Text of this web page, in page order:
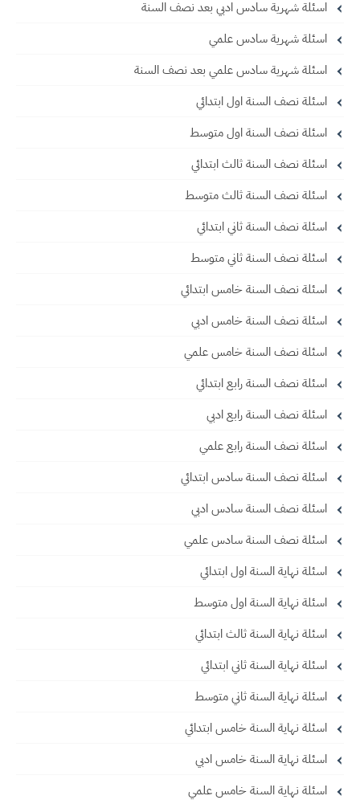
اسئلة شهرية سادس ادبي بعد نصف السنة
اسئلة شهرية سادس علمي
اسئلة شهرية سادس علمي بعد نصف السنة
اسئلة نصف السنة اول ابتدائي
اسئلة نصف السنة اول متوسط
اسئلة نصف السنة ثالث ابتدائي
اسئلة نصف السنة ثالث متوسط
اسئلة نصف السنة ثاني ابتدائي
اسئلة نصف السنة ثاني متوسط
اسئلة نصف السنة خامس ابتدائي
اسئلة نصف السنة خامس ادبي
اسئلة نصف السنة خامس علمي
اسئلة نصف السنة رابع ابتدائي
اسئلة نصف السنة رابع ادبي
اسئلة نصف السنة رابع علمي
اسئلة نصف السنة سادس ابتدائي
اسئلة نصف السنة سادس ادبي
اسئلة نصف السنة سادس علمي
اسئلة نهاية السنة اول ابتدائي
اسئلة نهاية السنة اول متوسط
اسئلة نهاية السنة ثالث ابتدائي
اسئلة نهاية السنة ثاني ابتدائي
اسئلة نهاية السنة ثاني متوسط
اسئلة نهاية السنة خامس ابتدائي
اسئلة نهاية السنة خامس ادبي
اسئلة نهاية السنة خامس علمي